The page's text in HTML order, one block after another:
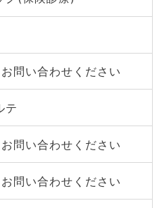
問い合わせください
テ
問い合わせください
問い合わせください